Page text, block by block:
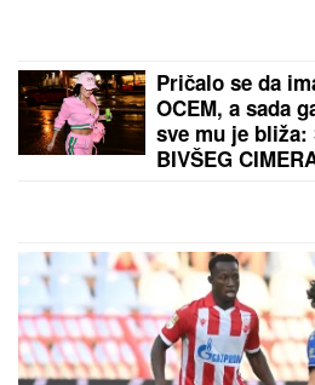
BIVŠI RIJALITI
U KOJU SU
Sagradili vilu na